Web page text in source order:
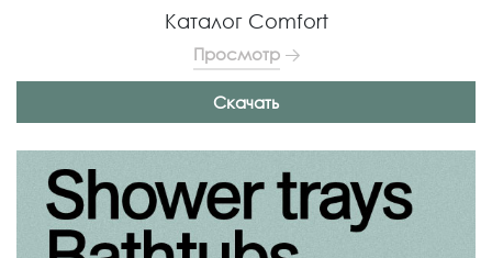
Каталог Comfort
Просмотр
Скачать